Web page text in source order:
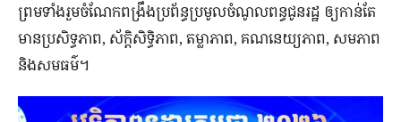
ព្រមទាំងរួមចំណែកពង្រឹងប្រព័ន្ធប្រមូលចំណូលពន្ធជូនរដ្ឋ ឲ្យកាន់តែ
មានប្រសិទ្ធភាព, ស័ក្តិសិទ្ធិភាព, តម្លាភាព, គណនេយ្យភាព, សមភាព
និងសមធម៌។